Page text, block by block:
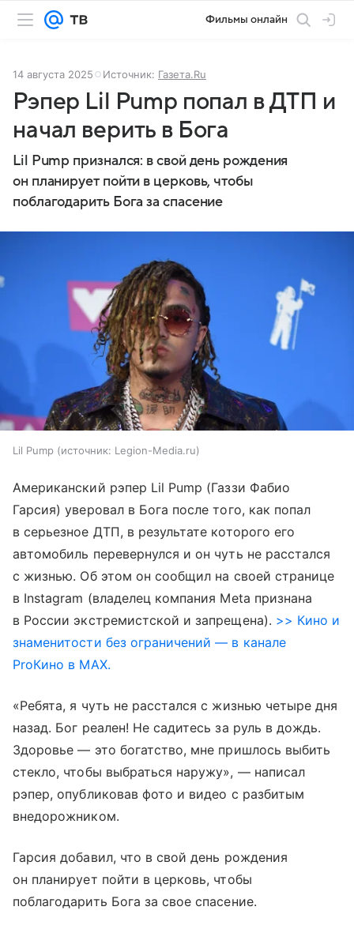
Фильмы онлайн
14 августа 2025 Источник: Газета.Ru
Рэпер Lil Pump попал в ДТП и
начал верить в Бога
Lil Pump признался: в свой день рождения
он планирует пойти в церковь, чтобы
поблагодарить Бога за спасение
Lil Pump источник: Legion-Media.ru
Американский рэпер Lil Pump (Газзи Фабио
Гарсия) уверовал в Бога после того, как попал
в серьезное ДТП, в результате которого его
автомобиль перевернулся и он чуть не расстался
с жизнью. Об этом он сообщил на своей странице
в Instagram (владелец компания Meta признана
в России экстремистской и запрещена). >> Кино и
знаменитости без ограничений — в канале
ProКино в MAX.
«Ребята, я чуть не расстался с жизнью четыре дня
назад. Бог реален! Не садитесь за руль в дождь.
Здоровье — это богатство, мне пришлось выбить
стекло, чтобы выбраться наружу», — написал
рэпер, опубликовав фото и видео с разбитым
внедорожником.
Гарсия добавил, что в свой день рождения
он планирует пойти в церковь, чтобы
поблагодарить Бога за свое спасение.